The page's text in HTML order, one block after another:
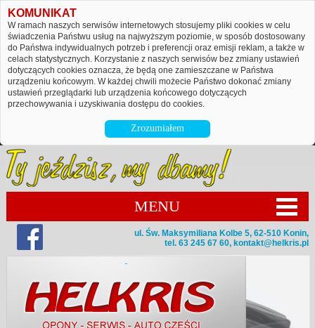
KOMUNIKAT
W ramach naszych serwisów internetowych stosujemy pliki cookies w celu
świadczenia Państwu usług na najwyższym poziomie, w sposób dostosowany
do Państwa indywidualnych potrzeb i preferencji oraz emisji reklam, a także w
celach statystycznych. Korzystanie z naszych serwisów bez zmiany ustawień
dotyczących cookies oznacza, że będą one zamieszczane w Państwa
urządzeniu końcowym. W każdej chwili możecie Państwo dokonać zmiany
ustawień przeglądarki lub urządzenia końcowego dotyczących
przechowywania i uzyskiwania dostępu do cookies.
Zrozumiałem
MENU
ul. Św. Maksymiliana Kolbe 5, 62-510 Konin,
tel. 63 245 67 60, kontakt@helkris.pl